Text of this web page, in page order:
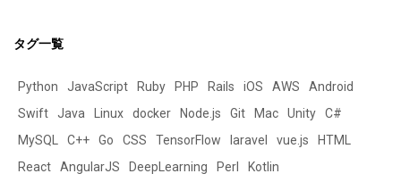
タグ一覧
Python JavaScript Ruby PHP Rails iOS AWS
Android
Swift
Java Linux docker Node.js Git Mac Unity
C#
MySQL
C++ Go CSS TensorFlow laravel vue.js
HTML
React
AngularJS DeepLearning Perl
Kotlin